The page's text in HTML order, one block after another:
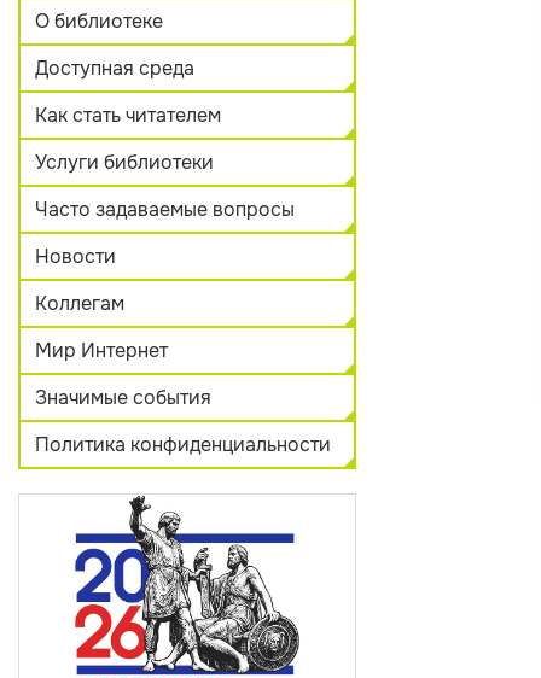
О библиотеке
Доступная среда
Как стать читателем
Услуги библиотеки
Часто задаваемые вопросы
Новости
Коллегам
Мир Интернет
Значимые события
Политика конфиденциальности